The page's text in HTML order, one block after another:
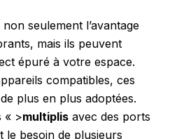
seulement l’avantage
mais ils peuvent
épuré à votre espace.
compatibles, ces
plus en plus adoptées.
« >multiplis avec des ports
le besoin de plusieurs